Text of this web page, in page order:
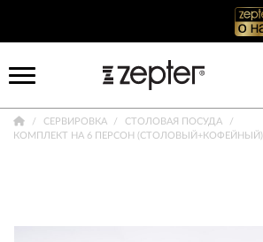
СЕРВИРОВКА
СТОЛОВАЯ ПОСУДА
КОМПЛЕКТ НА 6 ПЕРСОН (СТОЛОВЫЙ+КОФЕЙНЫЙ)